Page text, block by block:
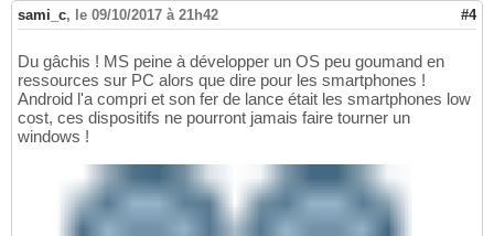
sami_c, le 09/10/2017 à 21h42 #4
Du gâchis ! MS peine à développer un OS peu goumand en
ressources sur PC alors que dire pour les smartphones !
Android l'a compri et son fer de lance était les smartphones low
cost, ces dispositifs ne pourront jamais faire tourner un
windows !